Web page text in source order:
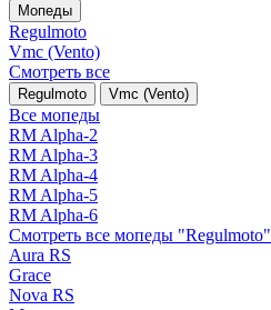
Мопеды
Regulmoto
Vmc (Vento)
Смотреть все
Regulmoto Vmc (Vento)
Все мопеды
RM Alpha-2
RM Alpha-3
RM Alpha-4
RM Alpha-5
RM Alpha-6
Смотреть все мопеды "Regulmoto"
Aura RS
Grace
Nova RS